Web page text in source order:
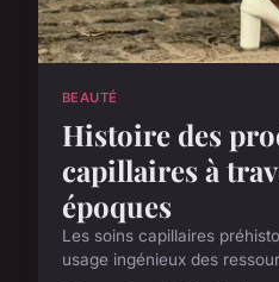
BEAUTÉ
Histoire des
capillaires à
époques
Les soins capillaires
usage ingénieux des